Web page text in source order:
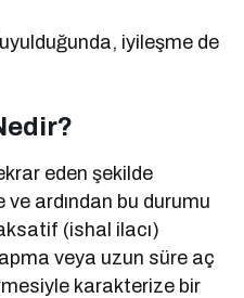
iyileşme de
eden şekilde
ve ardından bu durumu
(ishal ilacı)
veya uzun süre aç
karakterize bir